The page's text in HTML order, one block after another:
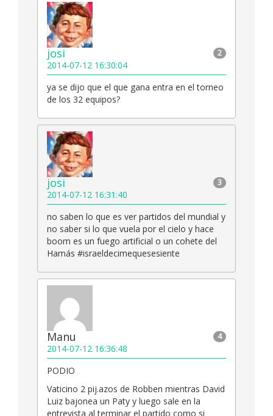
2
josi
2014-07-12 16:30:04
ya se dijo que el que gana entra en el torneo
de los 32 equipos?
3
josi
2014-07-12 16:31:40
no saben lo que es ver partidos del mundial y
no saber si lo que vuela por el cielo y hace
boom es un fuego artificial o un cohete del
Hamás #israeldecimequesesiente
4
Manu
2014-07-12 16:36:48
PODIO
Vaticino 2 pij.azos de Robben mientras David
Luiz bajonea un Paty y luego sale en la
entrevista al terminar el partido como si